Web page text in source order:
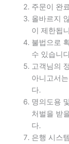
주문이 완
올바르지
이 제한됩
불법으로
수 있습니
고객님의
아니고서
다.
명의도용
처벌을 받
다.
은행 시스